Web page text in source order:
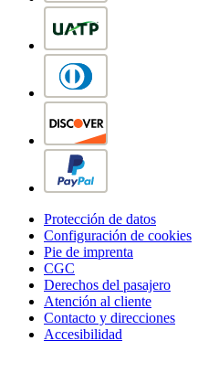
Protección de datos
Configuración de cookies
Pie de imprenta
CGC
Derechos del pasajero
Atención al cliente
Contacto y direcciones
Accesibilidad